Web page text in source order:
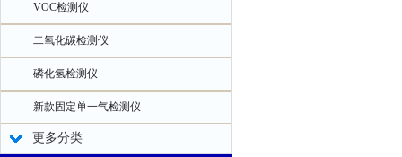
VOC检测仪
二氧化碳检测仪
磷化氢检测仪
新款固定单一气检测仪
更多分类